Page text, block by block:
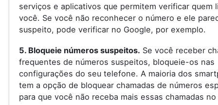
serviços e aplicativos que permitem verificar quem
você. Se você não reconhecer o número e ele
suspeito, pode verificar no Google, por exemplo.
5. Bloqueie números suspeitos. Se você receber
frequentes de números suspeitos, bloqueie-os nas
configurações do seu telefone. A maioria dos
tem a opção de bloquear chamadas de números
para que você não receba mais essas chamadas